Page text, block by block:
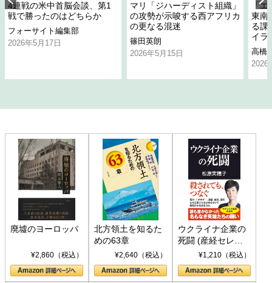
4連戦の米中首脳会談、第1
戦で勝ったのはどちらか
フォーサイト編集部
2026年5月17日
マリ「ジハーディスト組織」
の攻勢が示唆する西アフリカ
の更なる混迷
篠田英朗
2026年5月15日
「
東南
る課
イラ
高橋
2026
廃墟のヨーロッパ
¥2,860（税込）
北方領土を知るた
めの63章
¥2,640（税込）
ウクライナ企業の
死闘 (産経セレク
ト S 039)¥1,210（税込）